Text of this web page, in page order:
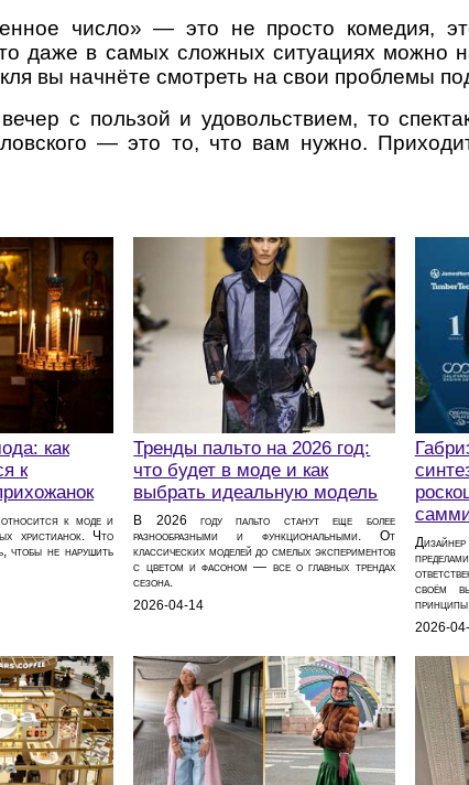
число» — это не просто комедия,
даже в самых сложных ситуациях можно
вы начнёте смотреть на свои проблемы
с пользой и удовольствием, то
— это то, что вам нужно.
как
к
относится к моде и
христианок. Что
чтобы не нарушить
Тренды пальто на 2026 год:
что будет в моде и как
выбрать идеальную модель
В 2026 году пальто станут еще более
разнообразными и функциональными. От
классических моделей до смелых экспериментов
с цветом и фасоном — все о главных трендах
сезона.
2026-04-14
своём
принципы
2026-